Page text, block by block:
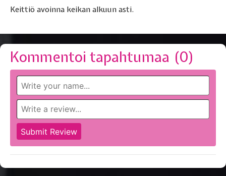
Keittiö avoinna keikan alkuun asti.
Kommentoi tapahtumaa (0)